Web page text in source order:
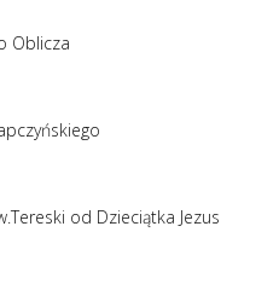
Oblicza
od Dzieciątka Jezus